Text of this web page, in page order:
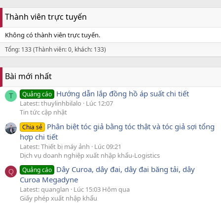
Thành viên trực tuyến
Không có thành viên trực tuyến.
Tổng: 133 (Thành viên: 0, khách: 133)
Bài mới nhất
T Quảng cáo Hướng dẫn lắp đồng hồ áp suất chi tiết
Latest: thuylinhbilalo
Lúc 12:07
Tin tức cập nhật
Chia sẻ Phân biệt tóc giả bằng tóc thật và tóc giả sợi tổng
hợp chi tiết
Latest: Thiết bị máy ảnh
Lúc 09:21
Dịch vụ doanh nghiệp xuất nhập khẩu-Logistics
Q Quảng cáo Dây Curoa, dây đai, dây đai băng tải, dây
Curoa Megadyne
Latest: quanglan
Lúc 15:03 Hôm qua
Giấy phép xuất nhập khẩu